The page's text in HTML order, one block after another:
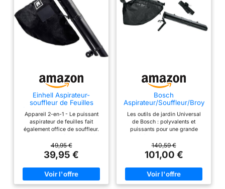
manuel / design
compact pour une
utilisation à une seule
de 45 l avec
Pratique : Le broyeur
électrique WORX est
livré avec un sac
collecteur de 45 l
pour une grande
capacité. Le souffleur
à feuilles dispose
d'une bandoulière
travail sans effort
Livraison: Vous
Einhell Aspirateur-
souffleur de Feuilles
Appareil 2-en-1 - Le puissant
aspirateur de feuilles fait
également office de souffleur.
simplement au moyen d’un
commutateur sans nécessiter
d’outil. Aspirateur-souffleur-
broyeur de feuilles - L’appareil
a une puissance d’aspiration de
650 m³/heure. Un système de
49,95 €
39,95 €
Bosch
Aspirateur/Souffleur/Broy
UniversalGardenTidy
3000
Les outils de jardin Universal
de Bosch : polyvalents et
puissants pour une grande
pour le nettoyage du jardin : Ce
souffleur et aspirateur de
feuilles est un outil de nettoyage
3 en 1 permettant à la fois
d’aspirer, de souffler et de
broyer les feuilles et déchets
140,59 €
101,00 €